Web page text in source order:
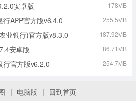
安卓版 178MB
行APP官方版v6.4.0 255.5MB
业银行)官方版v8.3.0 187.92MB
安卓版 86.71MB
行官方版v6.2.0 254.7MB
| 电脑版 | 回到首页